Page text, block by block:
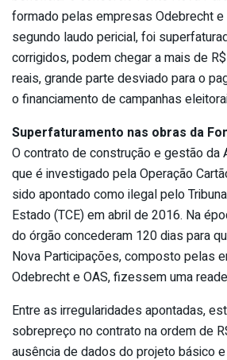
formado pelas empresas Odebrecht e
segundo laudo pericial, foi
corrigidos, podem chegar a mais de
reais, grande parte desviado para o
o financiamento de campanhas
Superfaturamento nas obras da
O contrato de construção e gestão da
que é investigado pela Operação
sido apontado como ilegal pelo
Estado (TCE) em abril de 2016. Na
do órgão concederam 120 dias para
Nova Participações, composto pelas
Odebrecht e OAS, fizessem uma
Entre as irregularidades apontadas,
sobrepreço no contrato na ordem de
ausência de dados do projeto básico